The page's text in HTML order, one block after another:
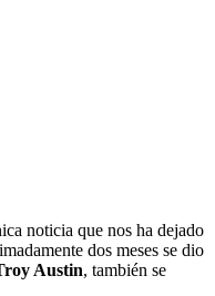
noticia que nos ha dejado
dos meses se dio
Austin, también se